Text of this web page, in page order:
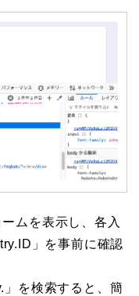
ムを表示し、各入
」を事前に確認
を検索すると、簡